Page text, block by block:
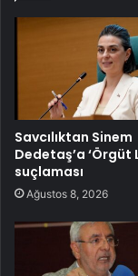
Savcılıktan Sinem
Dedetaş’a ‘Örgüt
suçlaması
Ağustos 8, 2026